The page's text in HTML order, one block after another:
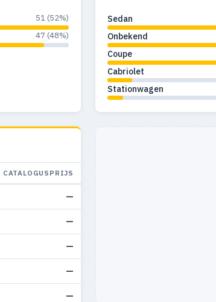
51 (52%)
47 (48%)
Sedan
Onbekend
Coupe
Cabriolet
Stationwagen
CATALOGUSPRIJS
—
—
—
—
—